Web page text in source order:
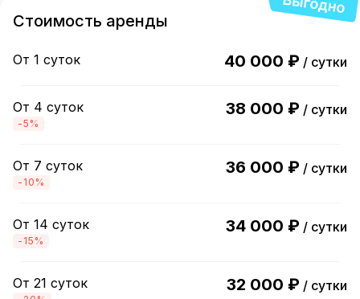
Стоимость аренды
От 1 суток 40 000 ₽ / сутки
От 4 суток
-5%
38 000 ₽ / сутки
От 7 суток
-10%
36 000 ₽ / сутки
От 14 суток
-15%
34 000 ₽ / сутки
От 21 суток 32 000 ₽ / сутки